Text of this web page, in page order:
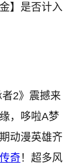
】是否计入
2》震撼来
，哆啦A梦
动漫英雄齐
奇 ！超多风